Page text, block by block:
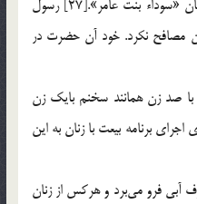
پیمان بستند بی‌شمارند. از آن جمله‌ی آنان «سوداء بنت عامر».[27] رسول
مصافح نکرد. خود آن حضرت در
صد زن همانند سخنم بایک زن
اجرای برنامه بیعت با زنان به این
فرو می‌برد و هرکس از زنان